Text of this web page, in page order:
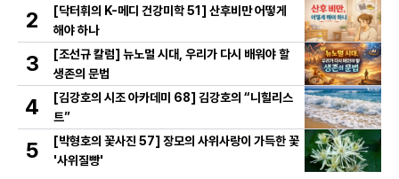
2
[닥터휘의 K-메디 건강미학 51] 산후비만 어떻게
해야 하나
3
[조선규 칼럼] 뉴노멀 시대, 우리가 다시 배워야 할
생존의 문법
4
[김강호의 시조 아카데미 68] 김강호의 “니힐리스
트”
5
[박형호의 꽃사진 57] 장모의 사위사랑이 가득한 꽃
'사위질빵'